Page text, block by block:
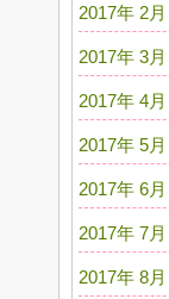
2017年 2月
2017年 3月
2017年 4月
2017年 5月
2017年 6月
2017年 7月
2017年 8月